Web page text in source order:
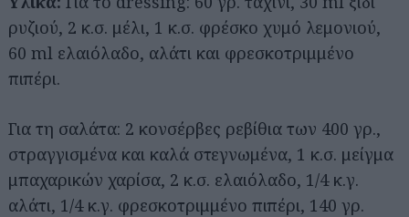
ρυζιού, 2 κ.σ. μέλι, 1 κ.σ. φρέσκο χυμό λεμονιού,
60 ml ελαιόλαδο, αλάτι και φρεσκοτριμμένο
πιπέρι.
Για τη σαλάτα: 2 κονσέρβες ρεβίθια των 400 γρ.,
στραγγισμένα και καλά στεγνωμένα, 1 κ.σ. μείγμα
μπαχαρικών χαρίσα, 2 κ.σ. ελαιόλαδο, 1/4 κ.γ.
αλάτι, 1/4 κ.γ. φρεσκοτριμμένο πιπέρι, 140 γρ.